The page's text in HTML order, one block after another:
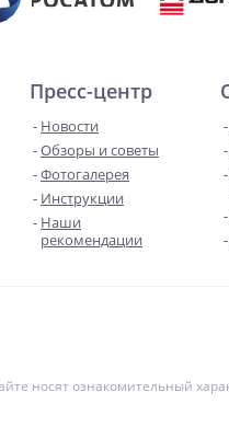
Пресс-центр
Новости
Обзоры и советы
Фотогалерея
Инструкции
Наши
рекомендации
носят ознакомительный